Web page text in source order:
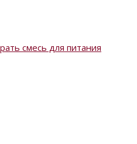
смесь для питания